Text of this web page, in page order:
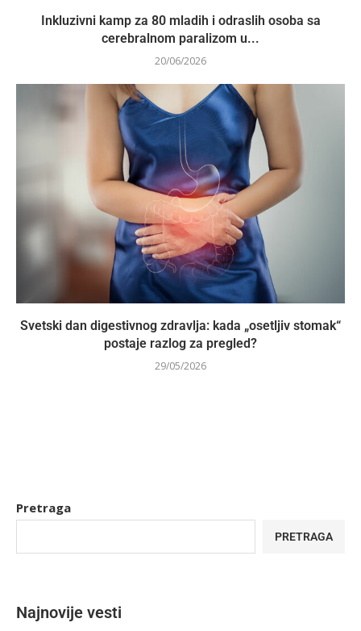
Inkluzivni kamp za 80 mladih i odraslih osoba sa
cerebralnom paralizom u...
20/06/2026
Svetski dan digestivnog zdravlja: kada „osetljiv stomak“
postaje razlog za pregled?
29/05/2026
Pretraga
PRETRAGA
Najnovije vesti